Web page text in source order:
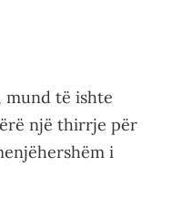
mund të ishte
një thirrje për
i